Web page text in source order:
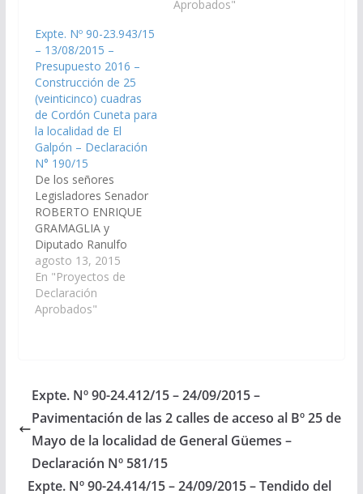
necesarios a fin de que
se incluya en el
Presupuesto General
de la Provincia Año
2016,…
Economía,
Aprobados"
Expte. Nº 90-23.943/15
– 13/08/2015 –
Presupuesto 2016 –
Construcción de 25
(veinticinco) cuadras
de Cordón Cuneta para
la localidad de El
Galpón – Declaración
N° 190/15
De los señores
Legisladores Senador
ROBERTO ENRIQUE
GRAMAGLIA y
Diputado Ranulfo
Benito Campos,
viendo con agrado que
el Poder Ejecutivo
Provincial, incluya en el
2016, la construcción
de 25 (veinticinco)
cuadras de Cordón
Cuneta para la
localidad…
agosto 13, 2015
En "Proyectos de
Declaración
Aprobados"
Expte. Nº 90-24.412/15 – 24/09/2015 –
Pavimentación de las 2 calles de acceso al Bº 25 de
Mayo de la localidad de General Güemes –
Declaración Nº 581/15
Expte. Nº 90-24.414/15 – 24/09/2015 – Tendido del